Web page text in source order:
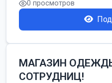
0 просмотров
МАГАЗИН
СОТРУДНИЦ!